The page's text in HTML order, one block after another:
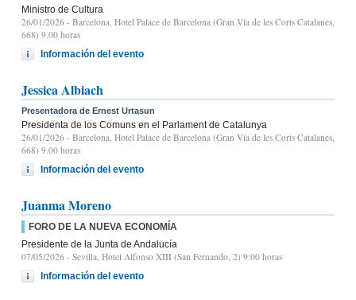
Ministro de Cultura
26/01/2026 - Barcelona, Hotel Palace de Barcelona (Gran Vía de les Corts Catalanes,
668) 9.00 horas
Información del evento
Jessica Albiach
Presentadora de Ernest Urtasun
Presidenta de los Comuns en el Parlament de Catalunya
26/01/2026 - Barcelona, Hotel Palace de Barcelona (Gran Vía de les Corts Catalanes,
668) 9.00 horas
Información del evento
Juanma Moreno
FORO DE LA NUEVA ECONOMÍA
Presidente de la Junta de Andalucía
07/05/2026 - Sevilla, Hotel Alfonso XIII (San Fernando, 2) 9:00 horas
Información del evento